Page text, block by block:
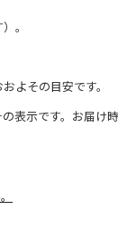
。
よその目安です。
表示です。お届け